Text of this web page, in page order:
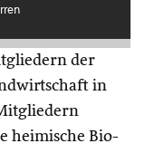
der
in
heimische Bio-